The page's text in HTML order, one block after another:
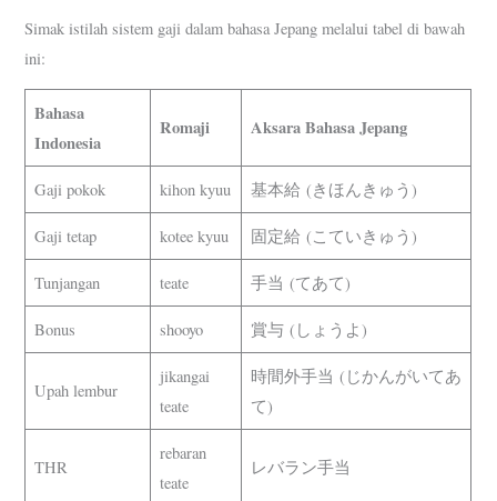
Simak istilah sistem gaji dalam bahasa Jepang melalui tabel di bawah
ini:
Bahasa
Indonesia
Romaji Aksara Bahasa Jepang
Gaji pokok kihon kyuu 基本給 (きほんきゅう)
Gaji tetap kotee kyuu 固定給 (こていきゅう)
Tunjangan teate 手当 (てあて)
Bonus shooyo 賞与 (しょうよ)
Upah lembur
jikangai
teate
時間外手当 (じかんがいてあ
て)
THR
rebaran
teate
レバラン手当